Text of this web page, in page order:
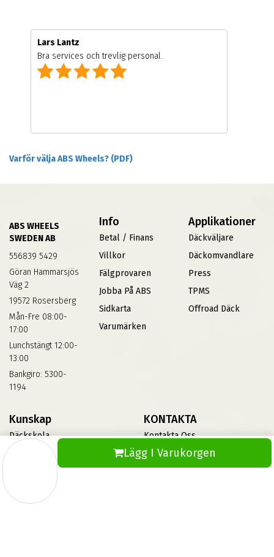
Lägg I Varukorgen
Lars Lantz
Bra services och trevlig personal.
Varför välja ABS Wheels? (PDF)
ABS WHEELS
SWEDEN AB
556839 5429
Göran Hammarsjös
Väg 2
19572 Rosersberg
Mån-Fre 08:00-
17:00
Lunchstängt 12:00-
13:00
Bankgiro: 5300-
1194
Info
Betal / Finans
Villkor
Fälgprovaren
Jobba På ABS
Sidkarta
Varumärken
Applikationer
Däckväljare
Däckomvandlare
Press
TPMS
Offroad Däck
Kunskap
Däckskola
Informationsbank Av Däck
Och Fälgar
KONTAKTA
Kontakta Oss
Vinterdäck